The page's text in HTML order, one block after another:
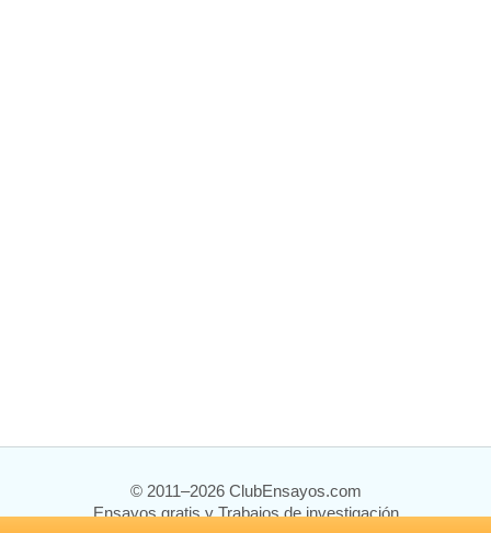
© 2011–2026 ClubEnsayos.com
Ensayos gratis y Trabajos de investigación